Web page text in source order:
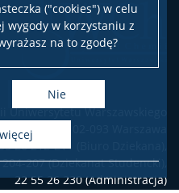
("cookies") w celu
wygody w korzystaniu z
na to zgodę?
Nie
Uniwersytetu Warszawskiego
Pasteura 1, 02-093 Warszawa
26 212-211 (Biuro Dziekana),
207 (Dziekanat Studencki),
22 55 26 230 (Administracja)